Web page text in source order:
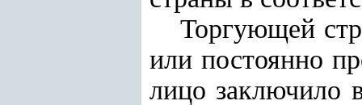
Торгующей
или постоянно
лицо заключило